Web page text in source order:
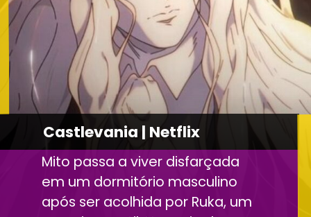
Castlevania | Netflix
Mito passa a viver disfarçada
em um dormitório masculino
após ser acolhida por Ruka, um